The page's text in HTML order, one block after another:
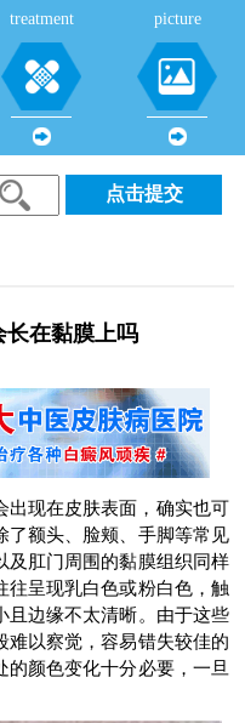
treatment picture
点击提交
长在黏膜上吗
出现在皮肤表面，确实也可
了额头、脸颊、手脚等常见
及肛门周围的黏膜组织同样
往呈现乳白色或粉白色，触
且边缘不太清晰。由于这些
难以察觉，容易错失较佳的
颜色变化十分必要，一旦